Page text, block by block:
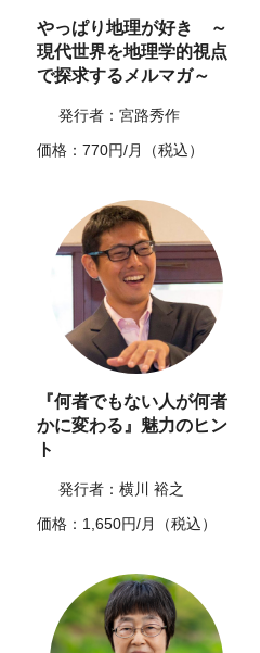
やっぱり地理が好き ～
現代世界を地理学的視点
で探求するメルマガ～
発行者：宮路秀作
価格：770円/月（税込）
『何者でもない人が何者
かに変わる』魅力のヒン
ト
発行者：横川 裕之
価格：1,650円/月（税込）